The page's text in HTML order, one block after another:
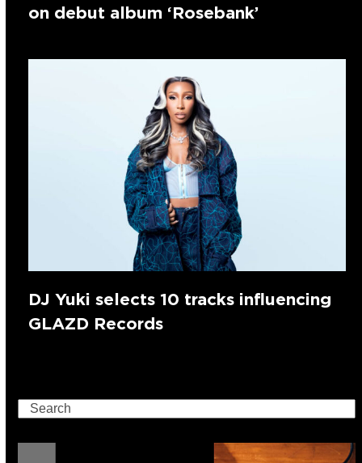
on debut album ‘Rosebank’
DJ Yuki selects 10 tracks influencing
GLAZD Records
Search